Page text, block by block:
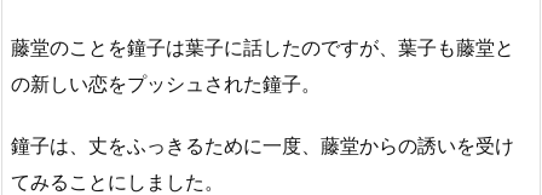
藤堂のことを鐘子は葉子に話したのですが、葉子も藤堂と
の新しい恋をプッシュされた鐘子。
鐘子は、丈をふっきるために一度、藤堂からの誘いを受け
てみることにしました。